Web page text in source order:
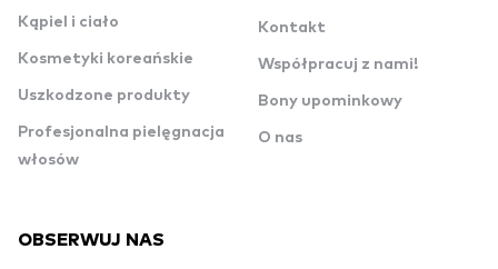
Kąpiel i ciało
Kosmetyki koreańskie
Uszkodzone produkty
Profesjonalna pielęgnacja
włosów
Kontakt
Współpracuj z nami!
Bony upominkowy
O nas
OBSERWUJ NAS